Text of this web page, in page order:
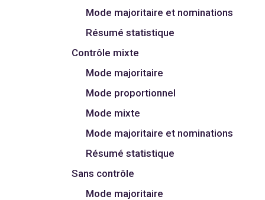
Mode majoritaire et nominations
Résumé statistique
Contrôle mixte
Mode majoritaire
Mode proportionnel
Mode mixte
Mode majoritaire et nominations
Résumé statistique
Sans contrôle
Mode majoritaire